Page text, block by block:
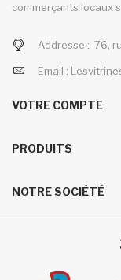
commerçants locaux
Addresse : 76,
Email :
VOTRE COMPTE
PRODUITS
NOTRE SOCIÉTÉ